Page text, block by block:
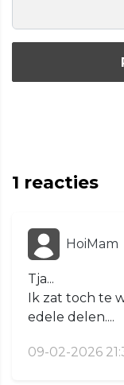
1 reacties
HoiMam
Tja...
Ik zat toch te
edele delen....
09-02-2026